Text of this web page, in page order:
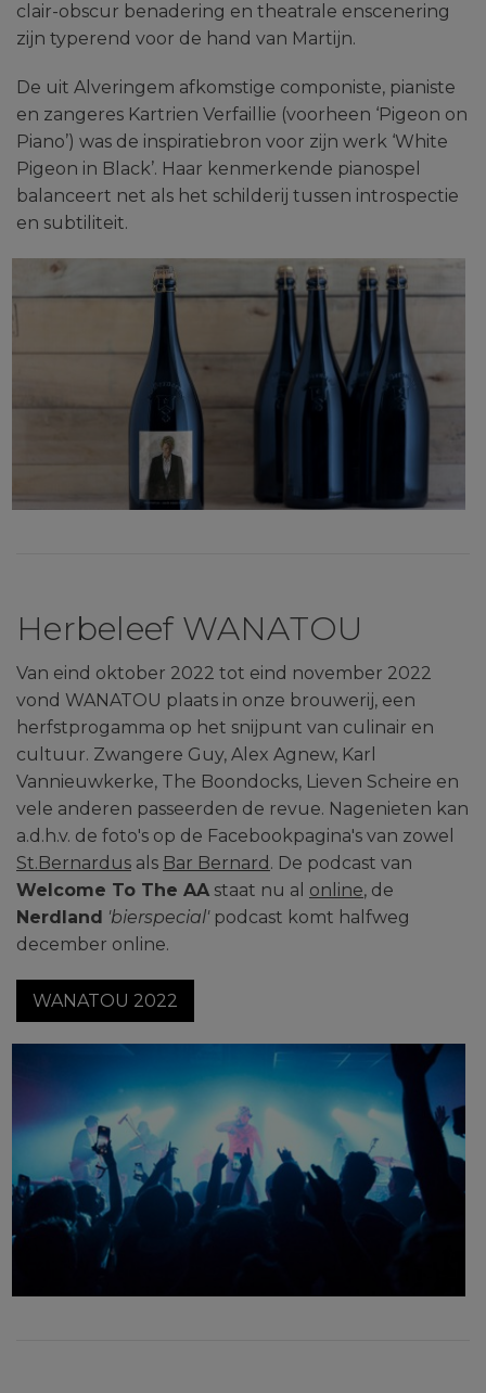
clair-obscur benadering en theatrale enscenering
zijn typerend voor de hand van Martijn.
De uit Alveringem afkomstige componiste, pianiste
en zangeres Kartrien Verfaillie (voorheen ‘Pigeon on
Piano’) was de inspiratiebron voor zijn werk ‘White
Pigeon in Black’. Haar kenmerkende pianospel
balanceert net als het schilderij tussen introspectie
en subtiliteit.
Herbeleef WANATOU
Van eind oktober 2022 tot eind november 2022
vond WANATOU plaats in onze brouwerij, een
herfstprogamma op het snijpunt van culinair en
cultuur. Zwangere Guy, Alex Agnew, Karl
Vannieuwkerke, The Boondocks, Lieven Scheire en
vele anderen passeerden de revue. Nagenieten kan
a.d.h.v. de foto's op de Facebookpagina's van zowel
St.Bernardus als Bar Bernard . De podcast van
Welcome To The AA staat nu al online, de
Nerdland 'bierspecial'podcast komt halfweg
december online.
WANATOU 2022